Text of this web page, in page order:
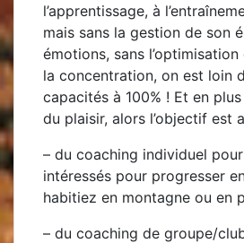
l’apprentissage, à
mais sans la gestion de son
émotions, sans
la concentration, on est loin
capacités à 100% ! Et en
du plaisir, alors l’objectif est
– du coaching individuel
intéressés pour progresser
habitiez en montagne ou en
– du coaching de groupe/